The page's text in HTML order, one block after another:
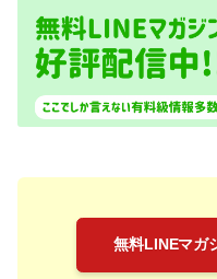
無料LINEマガ